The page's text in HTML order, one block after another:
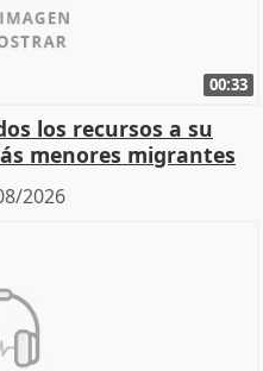
00:33
los recursos a su
menores migrantes
2026